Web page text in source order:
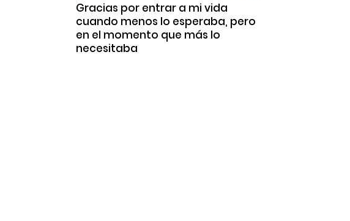
Gracias por entrar a mi vida
cuando menos lo esperaba, pero
en el momento que más lo
necesitaba